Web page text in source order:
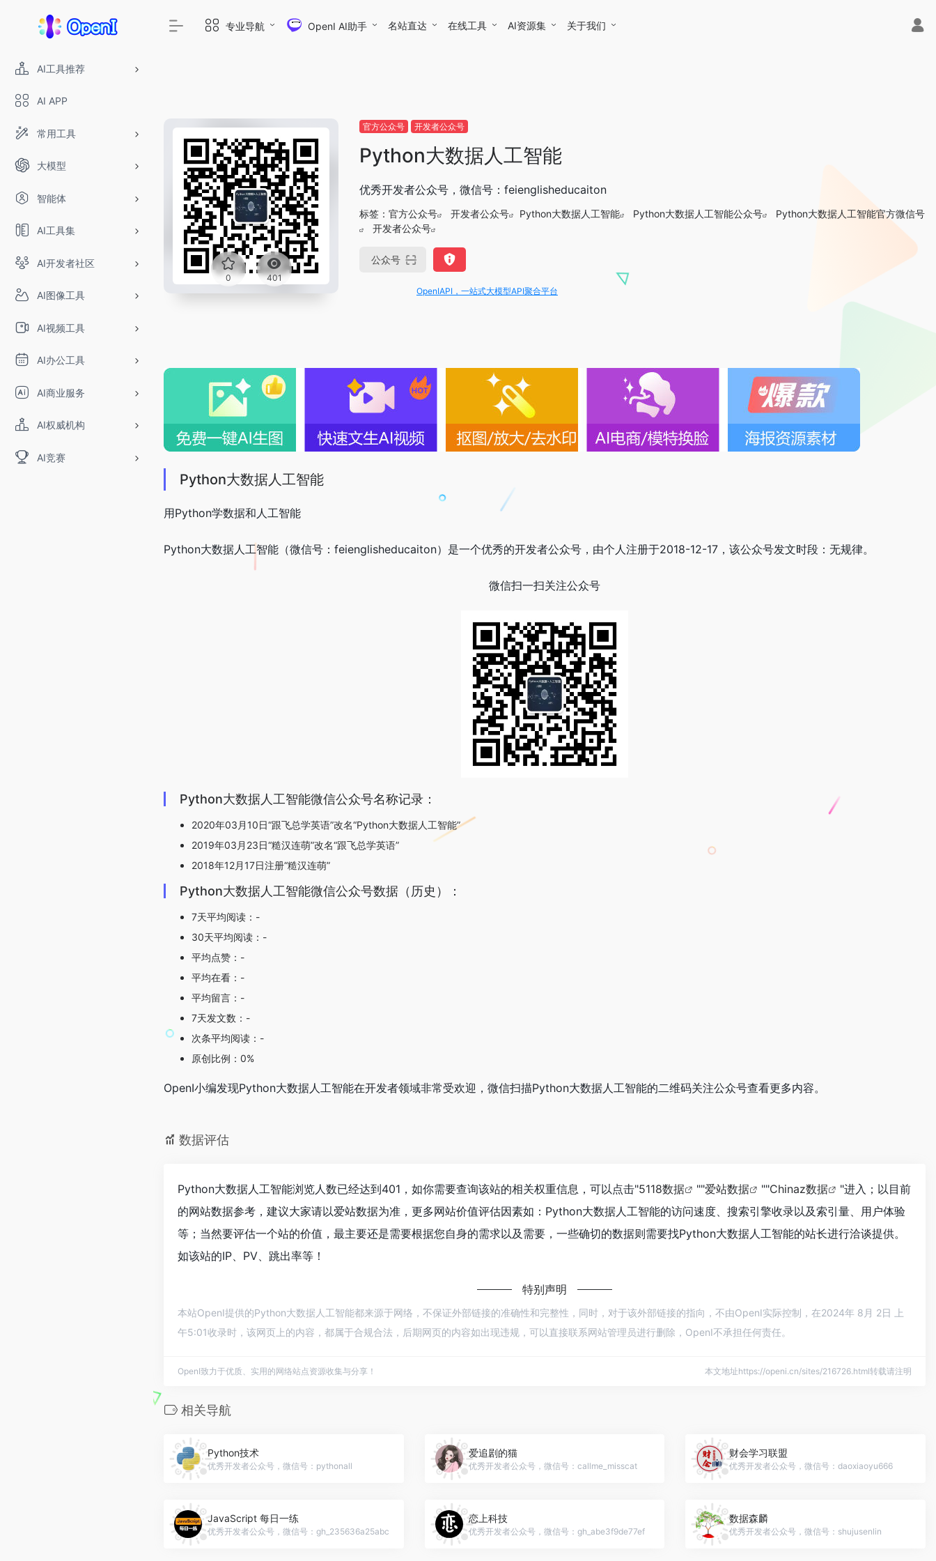
AI工具推荐
AI APP
常用工具
大模型
智能体
AI工具集
AI开发者社区
AI图像工具
AI视频工具
AI办公工具
AI商业服务
AI权威机构
AI竞赛
专业导航 OpenI AI助手 名站直达 在线工具 AI资源集 关于我们
0 401
官方公众号 开发者公众号
Python大数据人工智能
优秀开发者公众号，微信号：feienglisheducaiton
标签： 官方公众号 开发者公众号 Python大数据人工智能 Python大数据人工智能公众号
Python大数据人工智能官方微信号
开发者公众号
公众号
OpenIAPI，一站式大模型API聚合平台
Python大数据人工智能
用Python学数据和人工智能
Python大数据人工智能（微信号：feienglisheducaiton）是一个优秀的开发者公众号，由个人注册于2018-12-17，该公众号发文时段：无规律。
微信扫一扫关注公众号
Python大数据人工智能微信公众号名称记录：
2020年03月10日“跟飞总学英语”改名“Python大数据人工智能”
2019年03月23日“糙汉连萌”改名“跟飞总学英语”
2018年12月17日注册“糙汉连萌”
Python大数据人工智能微信公众号数据（历史）：
7天平均阅读：-
30天平均阅读：-
平均点赞：-
平均在看：-
平均留言：-
7天发文数：-
次条平均阅读：-
原创比例：0%
OpenI小编发现Python大数据人工智能在开发者领域非常受欢迎，微信扫描Python大数据人工智能的二维码关注公众号查看更多内容。
数据评估
Python大数据人工智能浏览人数已经达到401，如你需要查询该站的相关权重信息，可以点击"5118数据 ""爱站数据 ""Chinaz数据
"进入；以目前
的网站数据参考，建议大家请以爱站数据为准，更多网站价值评估因素如：Python大数据人工智能的访问速度、搜索引擎收录以及索引量、用户体验
等；当然要评估一个站的价值，最主要还是需要根据您自身的需求以及需要，一些确切的数据则需要找Python大数据人工智能的站长进行洽谈提供。
如该站的IP、PV、跳出率等！
特别声明
本站OpenI提供的Python大数据人工智能都来源于网络，不保证外部链接的准确性和完整性，同时，对于该外部链接的指向，不由OpenI实际控制，在2024年 8月 2日 上
午5:01收录时，该网页上的内容，都属于合规合法，后期网页的内容如出现违规，可以直接联系网站管理员进行删除，OpenI不承担任何责任。
OpenI致力于优质、实用的网络站点资源收集与分享！ 本文地址https://openi.cn/sites/216726.html转载请注明
相关导航
Python技术
优秀开发者公众号，微信号：pythonall
爱追剧的猫
优秀开发者公众号，微信号：callme_misscat
财会学习联盟
优秀开发者公众号，微信号：daoxiaoyu666
JavaScript 每日一练
优秀开发者公众号，微信号：gh_235636a25abc
恋上科技
优秀开发者公众号，微信号：gh_abe3f9de77ef
数据森麟
优秀开发者公众号，微信号：shujusenlin